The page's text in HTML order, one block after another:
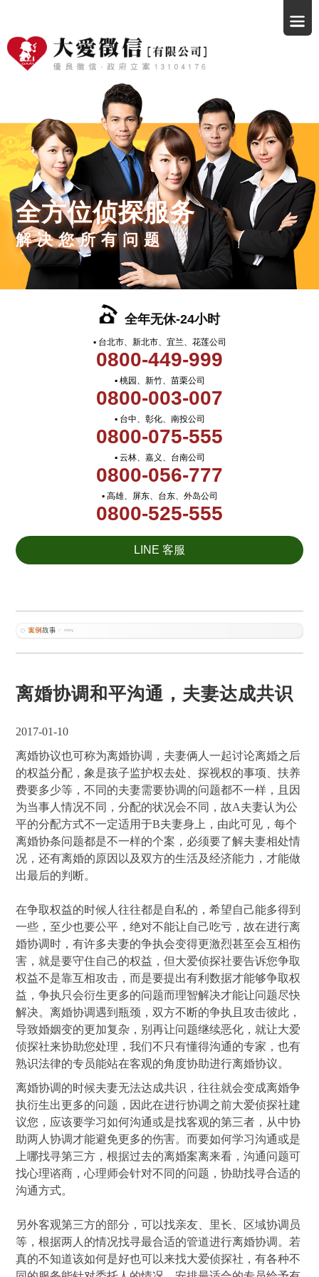
全方位侦探服务
解决您所有问题
全年无休-24小时
▪ 台北市、新北市、宜兰、花莲公司
0800-449-999
▪ 桃园、新竹、苗栗公司
0800-003-007
▪ 台中、彰化、南投公司
0800-075-555
▪ 云林、嘉义、台南公司
0800-056-777
▪ 高雄、屏东、台东、外岛公司
0800-525-555
LINE 客服
离婚协调和平沟通，夫妻达成共识
2017-01-10
离婚协议也可称为离婚协调，夫妻俩人一起讨论离婚之后
的权益分配，象是孩子监护权去处、探视权的事项、扶养
费要多少等，不同的夫妻需要协调的问题都不一样，且因
为当事人情况不同，分配的状况会不同，故A夫妻认为公
平的分配方式不一定适用于B夫妻身上，由此可见，每个
离婚协条问题都是不一样的个案，必须要了解夫妻相处情
况，还有离婚的原因以及双方的生活及经济能力，才能做
出最后的判断。
在争取权益的时候人往往都是自私的，希望自己能多得到
一些，至少也要公平，绝对不能让自己吃亏，故在进行离
婚协调时，有许多夫妻的争执会变得更激烈甚至会互相伤
害，就是要守住自己的权益，但大爱侦探社要告诉您争取
权益不是靠互相攻击，而是要提出有利数据才能够争取权
益，争执只会衍生更多的问题而理智解决才能让问题尽快
解决。离婚协调遇到瓶颈，双方不断的争执且攻击彼此，
导致婚姻变的更加复杂，别再让问题继续恶化，就让大爱
侦探社来协助您处理，我们不只有懂得沟通的专家，也有
熟识法律的专员能站在客观的角度协助进行离婚协议。
离婚协调的时候夫妻无法达成共识，往往就会变成离婚争
执衍生出更多的问题，因此在进行协调之前大爱侦探社建
议您，应该要学习如何沟通或是找客观的第三者，从中协
助两人协调才能避免更多的伤害。而要如何学习沟通或是
上哪找寻第三方，根据过去的离婚案离来看，沟通问题可
找心理谘商，心理师会针对不同的问题，协助找寻合适的
沟通方式。
另外客观第三方的部分，可以找亲友、里长、区域协调员
等，根据两人的情况找寻最合适的管道进行离婚协调。若
真的不知道该如何是好也可以来找大爱侦探社，有各种不